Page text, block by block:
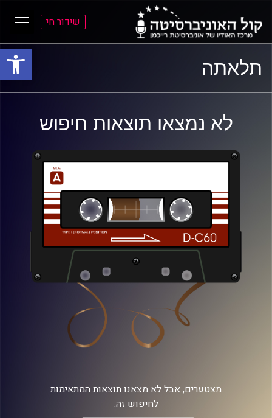
פתח
התפריט
הראשי
התוכן
הראשי
שידור חי
תלאתה
לא נמצאו תוצאות חיפוש
מצטערים, אבל לא מצאנו תוצאות המתאימות
לחיפוש זה.